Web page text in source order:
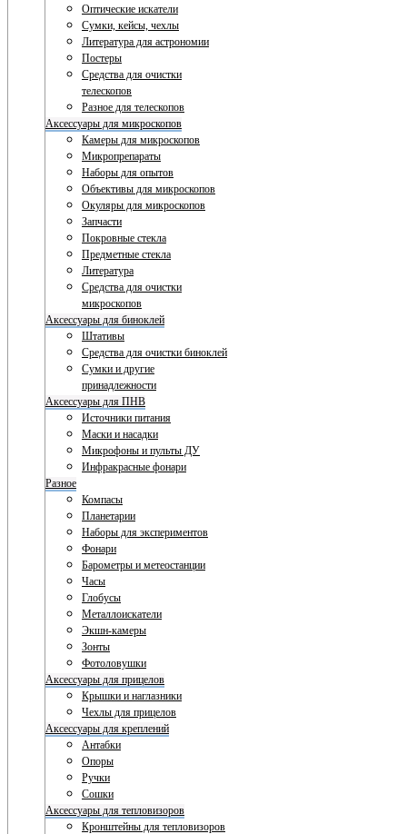
Оптические искатели
Сумки, кейсы, чехлы
Литература для астрономии
Постеры
Средства для очистки
телескопов
Разное для телескопов
Аксессуары для микроскопов
Камеры для микроскопов
Микропрепараты
Наборы для опытов
Объективы для микроскопов
Окуляры для микроскопов
Запчасти
Покровные стекла
Предметные стекла
Литература
Средства для очистки
микроскопов
Аксессуары для биноклей
Штативы
Средства для очистки биноклей
Сумки и другие
принадлежности
Аксессуары для ПНВ
Источники питания
Маски и насадки
Микрофоны и пульты ДУ
Инфракрасные фонари
Разное
Компасы
Планетарии
Наборы для экспериментов
Фонари
Барометры и метеостанции
Часы
Глобусы
Металлоискатели
Экшн-камеры
Зонты
Фотоловушки
Аксессуары для прицелов
Крышки и наглазники
Чехлы для прицелов
Аксессуары для креплений
Антабки
Опоры
Ручки
Сошки
Аксессуары для тепловизоров
Кронштейны для тепловизоров